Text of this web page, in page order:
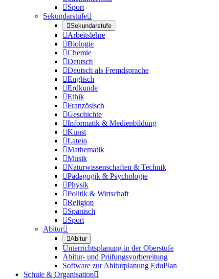
Sport
Sekundarstufe
Sekundarstufe
Arbeitslehre
Biologie
Chemie
Deutsch
Deutsch als Fremdsprache
Englisch
Erdkunde
Ethik
Französisch
Geschichte
Informatik & Medienbildung
Kunst
Latein
Mathematik
Musik
Naturwissenschaften & Technik
Pädagogik & Psychologie
Physik
Politik & Wirtschaft
Religion
Spanisch
Sport
Abitur
Abitur
Unterrichtsplanung in der Oberstufe
Abitur- und Prüfungsvorbereitung
Software zur Abiturplanung EduPlan
Schule & Organisation